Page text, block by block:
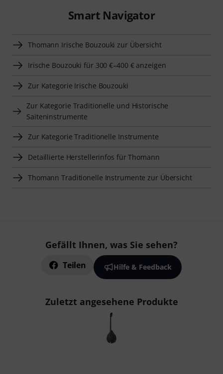
Smart Navigator
Thomann Irische Bouzouki zur Übersicht
Irische Bouzouki für 300 €–400 € anzeigen
Zur Kategorie Irische Bouzouki
Zur Kategorie Traditionelle und Historische
Saiteninstrumente
Zur Kategorie Traditionelle Instrumente
Detaillierte Herstellerinfos für Thomann
Thomann Traditionelle Instrumente zur Übersicht
Gefällt Ihnen, was Sie sehen?
Teilen Hilfe & Feedback
Zuletzt angesehene Produkte